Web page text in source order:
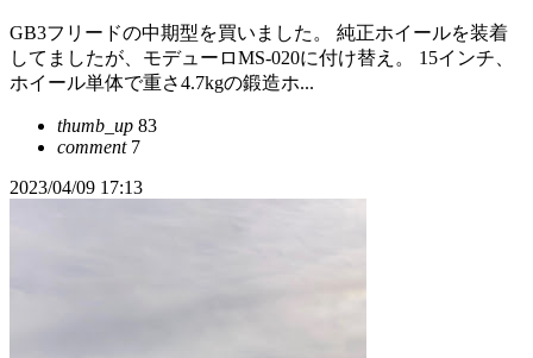
GB3フリードの中期型を買いました。 純正ホイールを装着
してましたが、モデューロMS-020に付け替え。 15インチ、
ホイール単体で重さ4.7kgの鍛造ホ...
thumb_up 83
comment7
2023/04/09 17:13